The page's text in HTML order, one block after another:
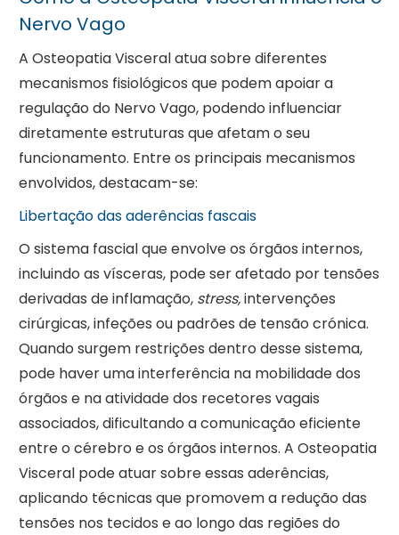
Nervo Vago
A Osteopatia Visceral atua sobre diferentes
mecanismos fisiológicos que podem apoiar a
regulação do Nervo Vago, podendo influenciar
diretamente estruturas que afetam o seu
funcionamento. Entre os principais mecanismos
envolvidos, destacam-se:
Libertação das aderências fascais
O sistema fascial que envolve os órgãos internos,
incluindo as vísceras, pode ser afetado por tensões
derivadas de inflamação, stress,intervenções
cirúrgicas, infeções ou padrões de tensão crónica.
Quando surgem restrições dentro desse sistema,
pode haver uma interferência na mobilidade dos
órgãos e na atividade dos recetores vagais
associados, dificultando a comunicação eficiente
entre o cérebro e os órgãos internos. A Osteopatia
Visceral pode atuar sobre essas aderências,
aplicando técnicas que promovem a redução das
tensões nos tecidos e ao longo das regiões do